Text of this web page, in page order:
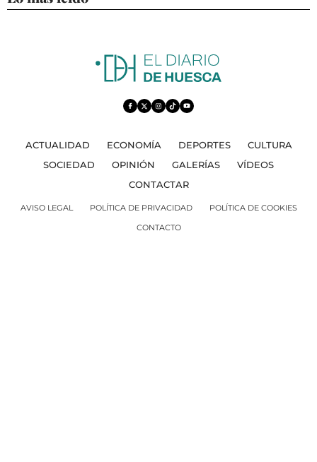
ACTUALIDAD ECONOMÍA DEPORTES
CULTURA
SOCIEDAD
OPINIÓN GALERÍAS
VÍDEOS
CONTACTAR
AVISO LEGAL POLÍTICA DE PRIVACIDAD
POLÍTICA DE COOKIES
CONTACTO